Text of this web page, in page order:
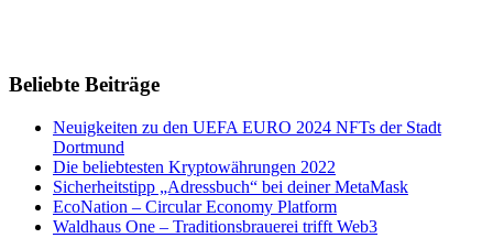
Beliebte Beiträge
Neuigkeiten zu den UEFA EURO 2024 NFTs der Stadt
Dortmund
Die beliebtesten Kryptowährungen 2022
Sicherheitstipp „Adressbuch“ bei deiner MetaMask
EcoNation – Circular Economy Platform
Waldhaus One – Traditionsbrauerei trifft Web3